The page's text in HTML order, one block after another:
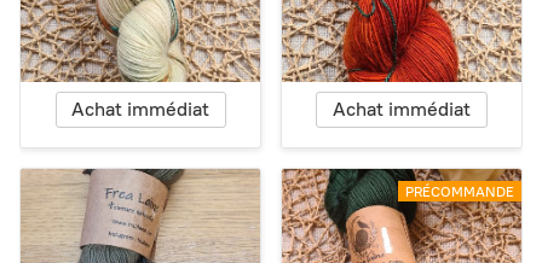
Achat immédiat Achat immédiat
PRÉCOMMANDE